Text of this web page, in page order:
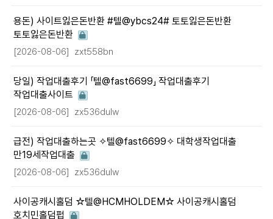
용돈) 사이트잃은돈반환 #텔@ybcs24# 토토잃은돈반환
토토잃은돈반환
[2026-08-06] zxt558bn
당일) 작업대출후기 「텔@fast6699」 작업대출후기
작업대출사이트
[2026-08-06] zx536dulw
급전) 작업대출하는곳 ✧텔@fast6699✧ 대학생작업대출
만19세작업대출
[2026-08-06] zx536dulw
사이공캐시홀덤 ☆텔@HCMHOLDEM☆ 사이공캐시홀덤
호치민홀덤펍